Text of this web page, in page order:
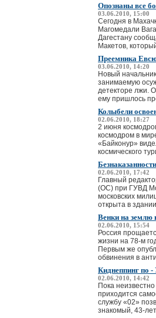
Опознаны все
03.06.2010, 15:00
Сегодня в
Магомедали
Дагестану
Макетов,
Преемника
03.06.2010, 14:20
Новый
занимаемую
детекторе лжи.
ему пришлось
Колыбели
02.06.2010, 18:27
2 июня
космодром в
«Байконур»
космического
02.06.2010, 17:42
Главный
(ОС) при ГУВД
московских
открыта в
Венки на землю
02.06.2010, 15:54
Россия
жизни на 78-м
Первым же
обвинения в
Киднеппинг по -
02.06.2010, 14:42
Пока
приходится
службу «02»
знакомый, 43-